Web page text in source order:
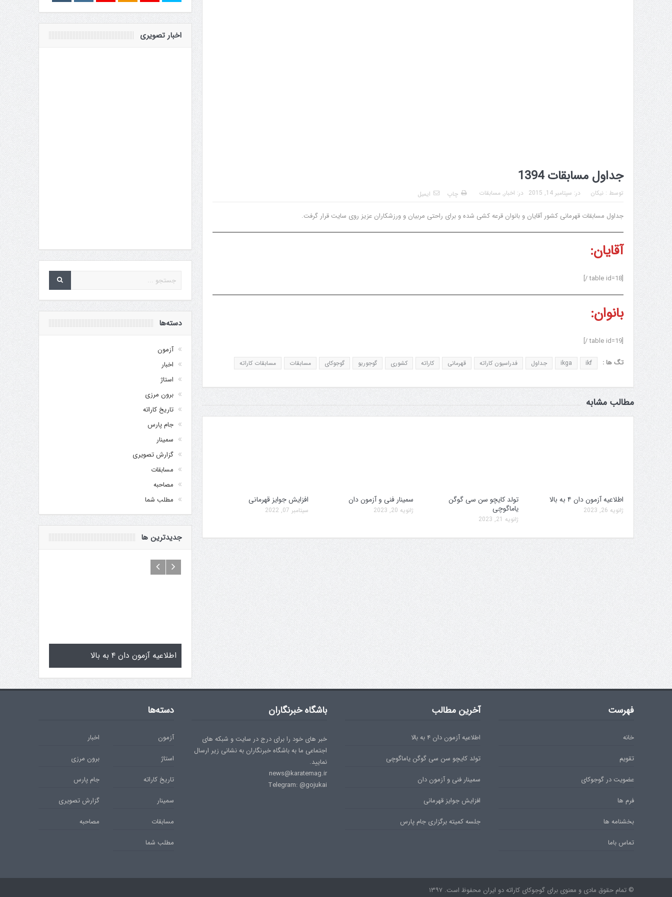
جداول مسابقات 1394
توسط :نیکان در: سپتامبر 14, 2015 در: اخبار,مسابقات چاپ ایمیل
جداول مسابقات قهرمانی کشور آقایان و بانوان قرعه کشی شده و برای راحتی مربیان و ورزشکاران عزیز روی سایت قرار گرفت.
آقایان:
[table id=18 /]
بانوان:
[table id=19 /]
تگ ها : ikf
ikga جداول فدراسیون کاراته قهرمانی کاراته کشوری گوجوریو گوجوکای مسابقات مسابقات کاراته
مطالب مشابه
اطلاعیه آزمون دان ۴ به بالا
ژانویه 26, 2023
تولد کایچو سن سی گوگن
یاماگوچی
ژانویه 21, 2023
سمینار فنی و آزمون دان
ژانویه 20, 2023
افزایش جوایز قهرمانی
سپتامبر 07, 2022
اخبار تصویری
دسته‌ها
آزمون
اخبار
استاژ
برون مرزی
تاریخ کاراته
جام پارس
سمینار
گزارش تصویری
مسابقات
مصاحبه
مطلب شما
جدیدترین ها
اطلاعیه آزمون دان ۴ به بالا تولد کایچو سن سی گوگن یاماگوچی سمینار فنی و آزمون دان افزایش جوایز قهرمانی کمیته برگزاری جام پارس
فهرست
خانه
تقویم
عضویت در گوجوکای
فرم ها
بخشنامه ها
تماس باما
آخرین مطالب
اطلاعیه آزمون دان ۴ به بالا
تولد کایچو سن سی گوگن یاماگوچی
سمینار فنی و آزمون دان
افزایش جوایز قهرمانی
جلسه کمیته برگزاری جام پارس
باشگاه خبرنگاران
خبر های خود را برای درج در سایت و شبکه های
اجتماعی ما به باشگاه خبرنگاران به نشانی زیر ارسال
نمایید.
news@karatemag.ir
Telegram: @gojukai
دسته‌ها
آزمون
اخبار
استاژ
برون مرزی
تاریخ کاراته
جام پارس
سمینار
گزارش تصویری
مسابقات
مصاحبه
مطلب شما
© تمام حقوق مادی و معنوی برای گوجوکای کاراته دو ایران محفوظ است. ۱۳۹۷